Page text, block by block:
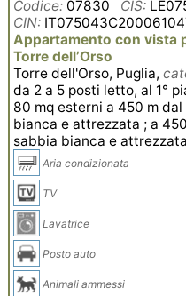
Codice: 07830 CIS:
CIN:
Appartamento con vista
Torre dell’Orso
Torre dell'Orso, Puglia,
da 2 a 5 posti letto, al 1°
80 mq esterni a 450 m
bianca e attrezzata ; a
sabbia bianca e attrezzata
Aria condizionata
TV
Lavatrice
Posto auto
Animali ammessi